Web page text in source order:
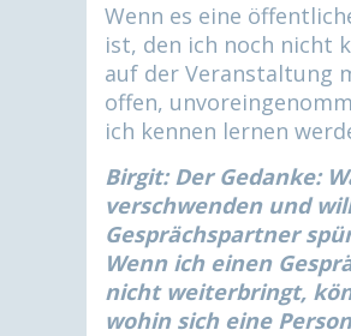
Wenn es eine
ist, den ich noch nicht
auf der Veranstaltung
offen,
ich kennen lernen
Birgit: Der Gedanke:
verschwenden und
Gesprächspartner
Wenn ich einen
nicht weiterbringt,
wohin sich eine